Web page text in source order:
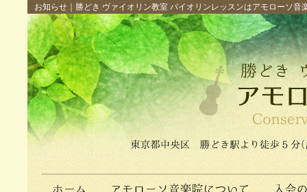
お知らせ｜勝どき ヴァイオリン教室 バイオリンレッスンはアモローソ